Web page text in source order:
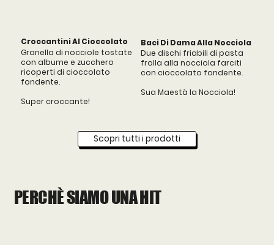
Croccantini Al Cioccolato
Granella di nocciole tostate
con albume e zucchero
ricoperti di cioccolato
fondente.
Super croccante!
Baci Di Dama Alla Nocciola
Due dischi friabili di pasta
frolla alla nocciola farciti
con cioccolato fondente.
Sua Maestà la Nocciola!
Scopri tutti i prodotti
PERCHÈ SIAMO UNA HIT